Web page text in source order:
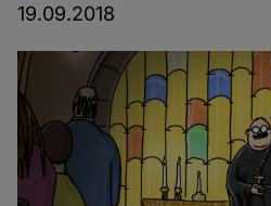
19.09.2018